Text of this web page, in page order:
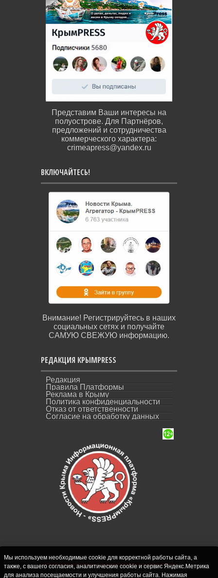
Представим Ваши интересы на
полуострове. Для Партнёров,
предложений и сотрудничества
коммерческого характера:
crimeapress@yandex.ru
ВКЛЮЧАЙТЕСЬ!
Внимание! Регистрируйтесь в наших
социальных сетях и получайте
САМУЮ СВЕЖУЮ информацию.
РЕДАКЦИЯ КРЫМPRESS
Редакция
Правила Платформы
Реклама в Крыму
Политика конфиденциальности
Отказ от ответственности
Согласие на обработку данных
СИ "Новости Крыма - КрымPRESS".
Мы используем необходимые cookie для корректной работы сайта, а
также, с вашего согласия, аналитические cookie и сервис Яндекс.Метрика
для анализа посещаемости и улучшения работы сайта. Нажимая